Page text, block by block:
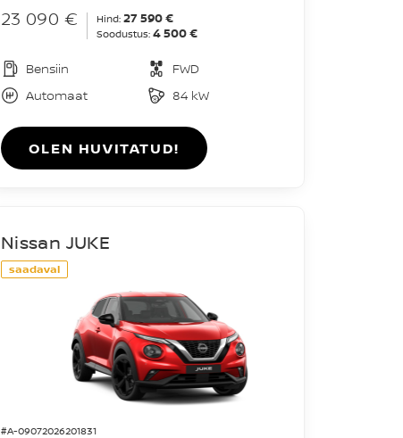
23 090 € Hind: 27 590 €
Soodustus: 4 500 €
Bensiin
FWD
Automaat
84 kW
OLEN HUVITATUD!
saadaval
#A-09072026201831
Nissan JUKE